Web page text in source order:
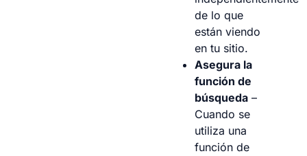
de lo que
están viendo
en tu sitio.
Asegura la
función de
búsqueda –
Cuando se
utiliza una
función de